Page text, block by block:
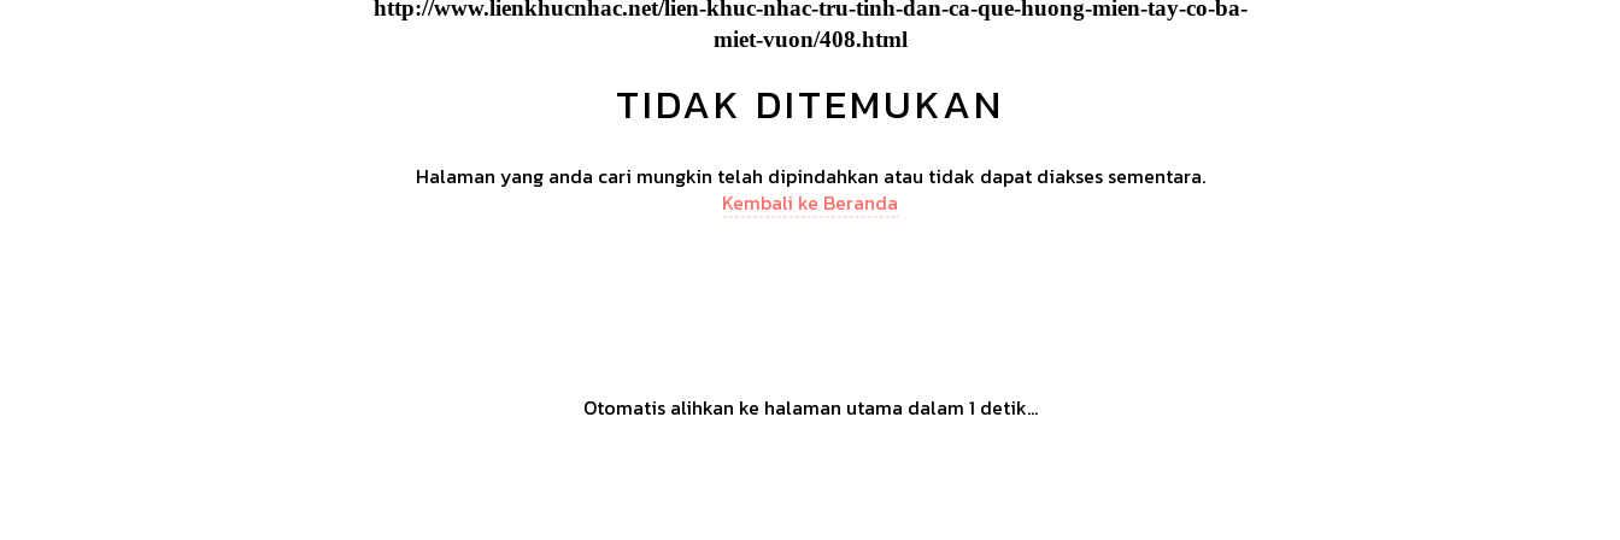
http://www.lienkhucnhac.net/lien-khuc-nhac-tru-tinh-dan-ca-que-huong-mien-tay-co-ba-
miet-vuon/408.html
TIDAK DITEMUKAN
Halaman yang anda cari mungkin telah dipindahkan atau tidak dapat diakses sementara.
Kembali ke Beranda
Otomatis alihkan ke halaman utama dalam 1 detik...